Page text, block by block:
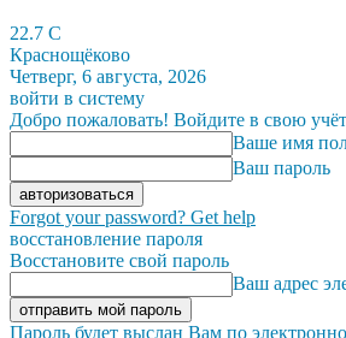
22.7 C
Краснощёково
Четверг, 6 августа, 2026
войти в систему
Добро пожаловать! Войдите в свою
Ваше имя
Ваш пароль
Forgot your password? Get help
восстановление пароля
Восстановите свой пароль
Ваш адрес
Пароль будет выслан Вам по